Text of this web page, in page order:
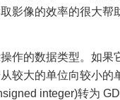
影像的效率的很大帮
作的数据类型。如
较大的单位向较小
integer)转为